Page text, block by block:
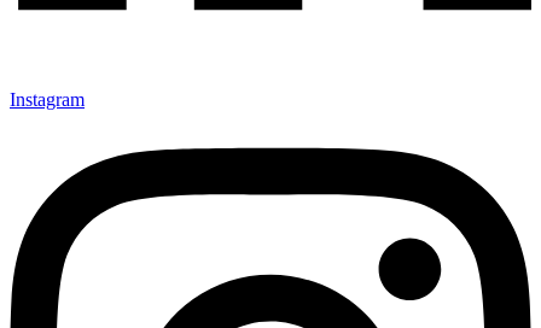
Instagram